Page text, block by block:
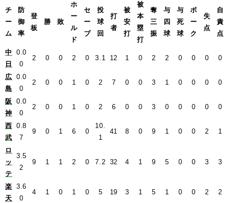
チ
ー
ム
防
御
率
登
板
勝 敗
ホ
ー
ル
ド
セ
ー
ブ
投
球
回
打
者
被
安
打
被
本
塁
打
奪
三
振
与
四
球
与
死
球
ボ
ー
ク
失
点
自
責
点
中
日
0.0
0
2 0 0 2 0 3.1 12 1 0 2 2 0 0 0 0
広
島
0.0
0
2 0 0 1 0 2 7 0 0 3 1 0 0 0 0
阪
神
0.0
0
2 0 0 1 0 2 6 0 0 3 0 0 0 0 0
西
武
0.8
7
9 0 1 6 0
10.
1
41 8 0 9 1 0 0 2 1
ロ
ッ
テ
3.5
2
9 1 1 2 0 7.2 32 4 1 9 5 0 0 3 3
楽
天
3.6
0
4 1 0 1 0 5 19 3 1 5 1 0 0 2 2